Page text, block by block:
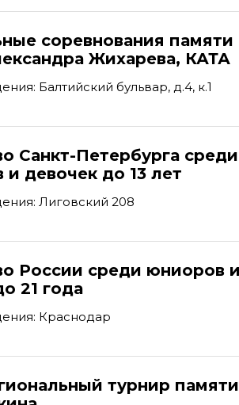
соревнования памяти
Жихарева, КАТА
Балтийский бульвар, д.4, к.1
Санкт-Петербурга среди
и девочек до 13 лет
Лиговский 208
России среди юниоров и
21 года
Краснодар
турнир